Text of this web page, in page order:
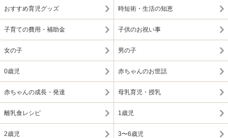
おすすめ育児グッズ 時短術・生活の知恵
子育ての費用・補助金 子供のお祝い事
女の子 男の子
0歳児 赤ちゃんのお世話
赤ちゃんの成長・発達 母乳育児・授乳
離乳食レシピ 1歳児
2歳児 3〜6歳児